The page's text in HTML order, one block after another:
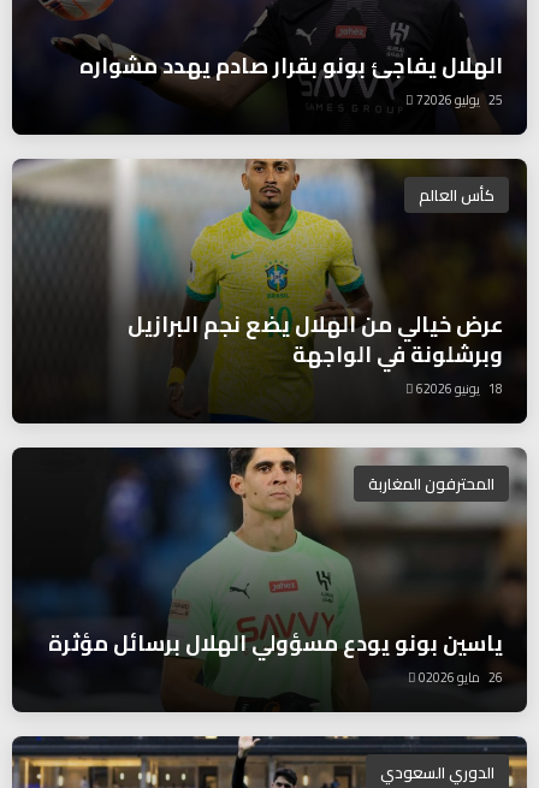
الهلال يفاجئ بونو بقرار صادم يهدد مشواره
25 يوليو 2026 7
كأس العالم
عرض خيالي من الهلال يضع نجم البرازيل
وبرشلونة في الواجهة
18 يونيو 2026 6
المحترفون المغاربة
ياسين بونو يودع مسؤولي الهلال برسائل مؤثرة
26 مايو 2026 0
الدوري السعودي